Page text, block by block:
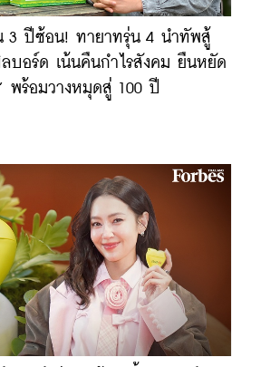
3 ปีซ้อน! ทายาทรุ่น 4 นำทัพสู้
บอร์ด เน้นคืนกำไรสังคม ยืนหยัด
พร้อมวางหมุดสู่ 100 ปี